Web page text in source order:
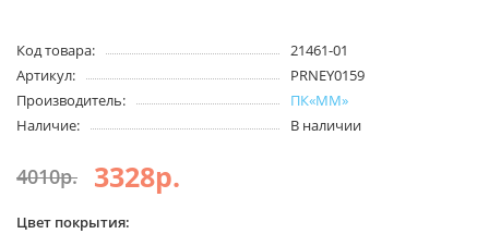
Код товара:
21461-01
Артикул:
PRNEY0159
Производитель:
ПК«ММ»
Наличие:
В наличии
4010р. 3328р.
Цвет покрытия: